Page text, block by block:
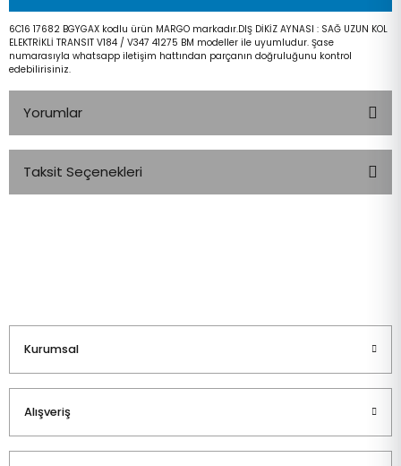
6C16 17682 BGYGAX kodlu ürün MARGO markadır.DIŞ DİKİZ AYNASI : SAĞ UZUN KOL
ELEKTRİKLİ TRANSIT V184 / V347 41275 BM modeller ile uyumludur. Şase
numarasıyla whatsapp iletişim hattından parçanın doğruluğunu kontrol
edebilirisiniz.
Yorumlar
Taksit Seçenekleri
Kurumsal
Alışveriş